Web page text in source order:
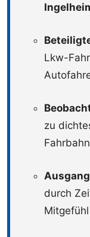
Lkw-
zu
durch